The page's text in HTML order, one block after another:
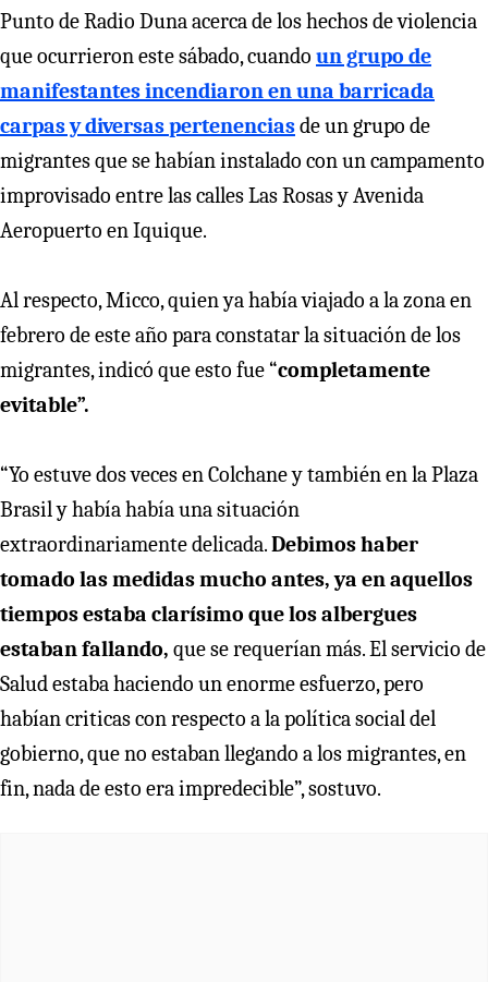
Punto de Radio Duna acerca de los hechos de violencia
que ocurrieron este sábado, cuando un grupo de
manifestantes incendiaron en una barricada
carpas y diversas pertenenciasde un grupo de
migrantes que se habían instalado con un campamento
improvisado entre las calles Las Rosas y Avenida
Aeropuerto en Iquique.
Al respecto, Micco, quien ya había viajado a la zona en
febrero de este año para constatar la situación de los
migrantes, indicó que esto fue “completamente
evitable”.
“Yo estuve dos veces en Colchane y también en la Plaza
Brasil y había había una situación
extraordinariamente delicada.Debimos haber
tomado las medidas mucho antes, ya en aquellos
tiempos estaba clarísimo que los albergues
estaban fallando, que se requerían más. El servicio de
Salud estaba haciendo un enorme esfuerzo, pero
habían criticas con respecto a la política social del
gobierno, que no estaban llegando a los migrantes, en
fin, nada de esto era impredecible”, sostuvo.